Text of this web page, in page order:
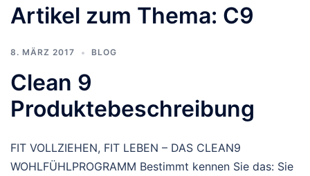
Artikel zum Thema: C9
8. MÄRZ 2017 BLOG
Clean 9
Produktebeschreibung
FIT VOLLZIEHEN, FIT LEBEN – DAS CLEAN9
WOHLFÜHLPROGRAMM Bestimmt kennen Sie das: Sie